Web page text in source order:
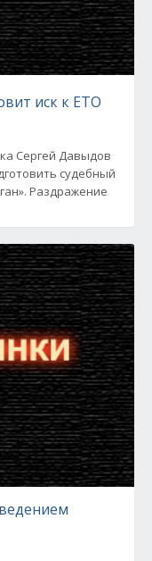
иск к ЕТО
Сергей Давыдов
судебный
Раздражение